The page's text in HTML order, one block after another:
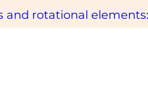
and rotational